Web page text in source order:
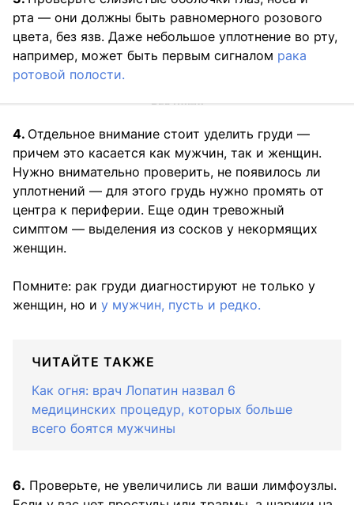
рта — они должны быть равномерного розового
цвета, без язв. Даже небольшое уплотнение во рту,
например, может быть первым сигналом рака
ротовой полости.
4. Отдельное внимание стоит уделить груди —
причем это касается как мужчин, так и женщин.
Нужно внимательно проверить, не появилось ли
уплотнений — для этого грудь нужно промять от
центра к периферии. Еще один тревожный
симптом — выделения из сосков у некормящих
женщин.
Помните: рак груди диагностируют не только у
женщин, но и у мужчин, пусть и редко.
ЧИТАЙТЕ ТАКЖЕ
Как огня: врач Лопатин назвал 6
медицинских процедур, которых больше
всего боятся мужчины
6. Проверьте, не увеличились ли ваши лимфоузлы.